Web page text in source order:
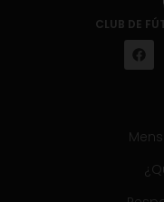
CLUB DE